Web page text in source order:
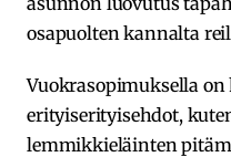
osapuolten kannalta
Vuokrasopimuksella
erityiserityisehdot,
lemmikkieläinten